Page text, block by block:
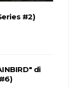
#2)
di